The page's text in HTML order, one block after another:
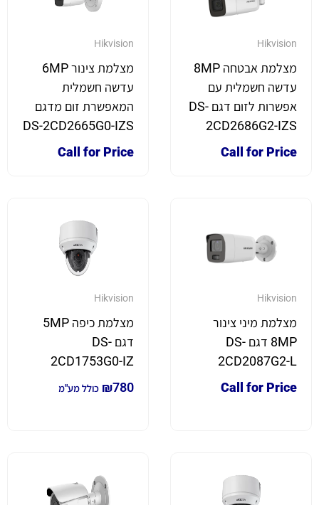
Hikvision
מצלמת אבטחה 8MP
עדשה חשמלית עם
אפשרות לזום דגם DS-
2CD2686G2-IZS
Call for Price
Hikvision
מצלמת צינור 6MP
עדשה חשמלית
המאפשרת זום מדגם
DS-2CD2665G0-IZS
Call for Price
Hikvision
מצלמת מיני צינור
8MP דגם DS-
2CD2087G2-L
Call for Price
Hikvision
מצלמת כיפה 5MP
דגם DS-
2CD1753G0-IZ
₪780 כולל מע"מ